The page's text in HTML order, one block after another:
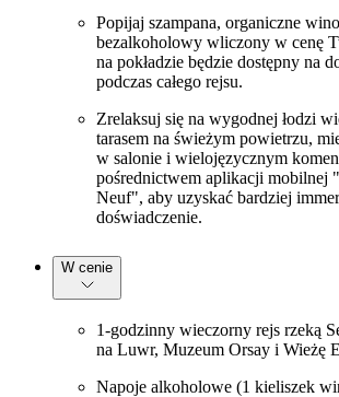
Popijaj szampana, organiczne
bezalkoholowy wliczony w cenę
na pokładzie będzie dostępny na
podczas całego rejsu.
Zrelaksuj się na wygodnej łodzi
tarasem na świeżym powietrzu,
w salonie i wielojęzycznym
pośrednictwem aplikacji mobilnej
Neuf", aby uzyskać bardziej
doświadczenie.
W cenie
1-godzinny wieczorny rejs rzeką
na Luwr, Muzeum Orsay i Wieżę
Napoje alkoholowe (1 kieliszek